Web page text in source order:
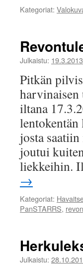
Kategoriat:
Julkaistu: 19.3.2013
Pitkän
harvinaisen
iltana
lentokentän
josta
joutui
liekkeihin.
→
Kategoriat:
PanSTARRS,
Julkaistu: